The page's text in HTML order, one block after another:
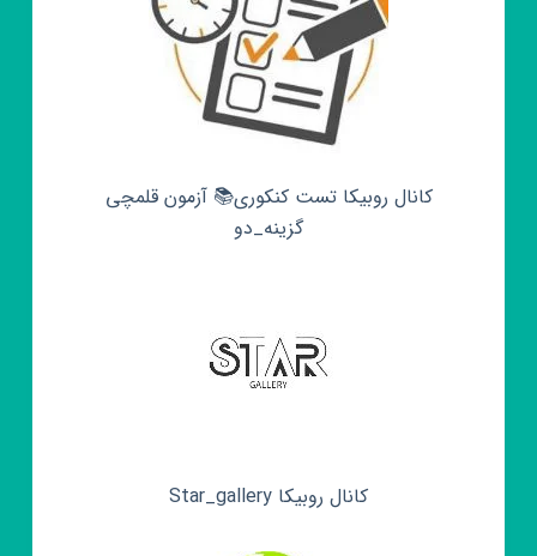
کانال روبیکا تست کنکوری📚 آزمون قلمچی‌‌
گزینه_دو
کانال روبیکا Star_gallery